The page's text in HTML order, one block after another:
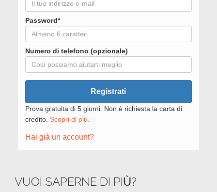
Password*
Numero di telefono (opzionale)
Registrati
Prova gratuita di 5 giorni. Non è richiesta la carta di
credito.Scopri di più.
Hai già un account?
VUOI SAPERNE DI PIÙ?